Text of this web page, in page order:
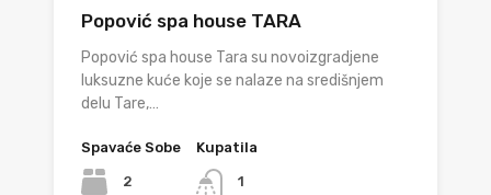
Popović spa house TARA
Popović spa house Tara su novoizgradjene
luksuzne kuće koje se nalaze na središnjem
delu Tare,…
Spavaće Sobe
2
Kupatila
1